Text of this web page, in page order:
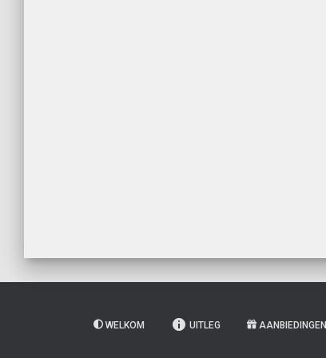
WELKOM UITLEG AANBIEDINGEN